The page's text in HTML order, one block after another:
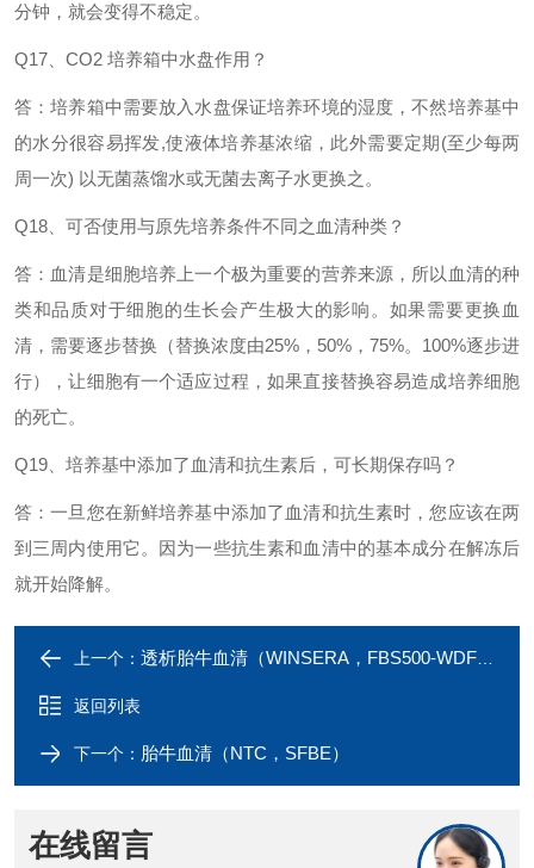
分钟，就会变得不稳定。
Q17、CO2 培养箱中水盘作用？
答：培养箱中需要放入水盘保证培养环境的湿度，不然培养基中
的水分很容易挥发,使液体培养基浓缩，此外需要定期(至少每两
周一次) 以无菌蒸馏水或无菌去离子水更换之。
Q18、可否使用与原先培养条件不同之血清种类？
答：血清是细胞培养上一个极为重要的营养来源，所以血清的种
类和品质对于细胞的生长会产生极大的影响。如果需要更换血
清，需要逐步替换（替换浓度由25%，50%，75%。100%逐步进
行），让细胞有一个适应过程，如果直接替换容易造成培养细胞
的死亡。
Q19、培养基中添加了血清和抗生素后，可长期保存吗？
答：一旦您在新鲜培养基中添加了血清和抗生素时，您应该在两
到三周内使用它。因为一些抗生素和血清中的基本成分在解冻后
就开始降解。
上一个： 透析胎牛血清（WINSERA，FBS500-WDF-002）
返回列表
下一个： 胎牛血清（NTC，SFBE）
在线留言